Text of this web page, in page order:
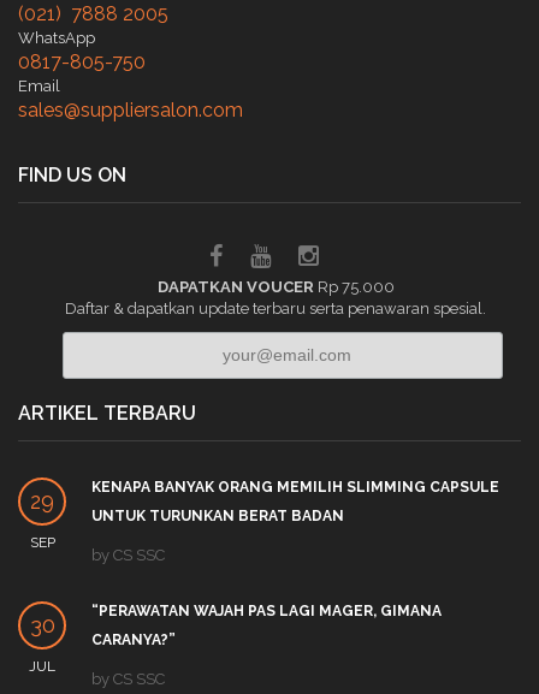
(021) 7888 2005
WhatsApp
0817-805-750
Email
sales@suppliersalon.com
FIND US ON
DAPATKAN VOUCER Rp 75.000
Daftar & dapatkan update terbaru serta penawaran spesial.
ARTIKEL TERBARU
29
SEP
KENAPA BANYAK ORANG MEMILIH SLIMMING CAPSULE
UNTUK TURUNKAN BERAT BADAN
by CS SSC
30
JUL
“PERAWATAN WAJAH PAS LAGI MAGER, GIMANA
CARANYA?”
by CS SSC